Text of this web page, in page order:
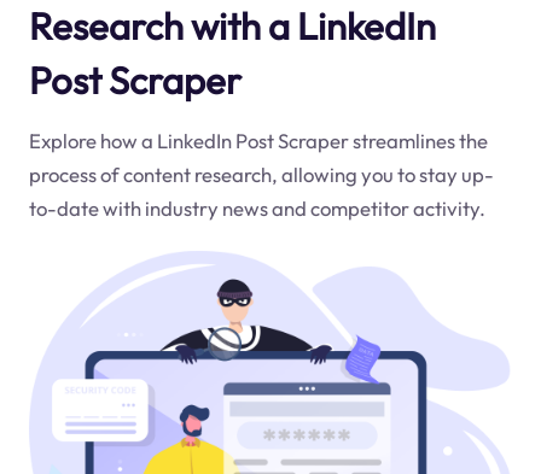
Research with a LinkedIn
Post Scraper
Explore how a LinkedIn Post Scraper streamlines the
process of content research, allowing you to stay up-
to-date with industry news and competitor activity.